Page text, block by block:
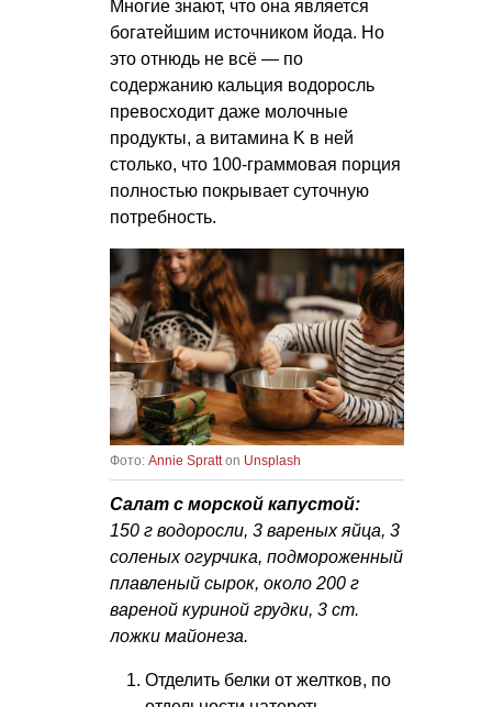
Многие знают, что она является
богатейшим источником йода. Но
это отнюдь не всё — по
содержанию кальция водоросль
превосходит даже молочные
продукты, а витамина K в ней
столько, что 100-граммовая порция
полностью покрывает суточную
потребность.
Фото: Annie Spratton Unsplash
Салат с морской капустой:
150 г водоросли, 3 вареных яйца, 3
соленых огурчика, подмороженный
плавленый сырок, около 200 г
вареной куриной грудки, 3 ст.
ложки майонеза.
Отделить белки от желтков, по